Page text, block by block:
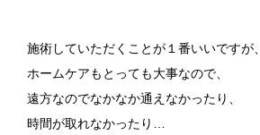
施術していただくことが１番いいですが、
ホームケアもとっても大事なので、
遠方なのでなかなか通えなかったり、
時間が取れなかったり…